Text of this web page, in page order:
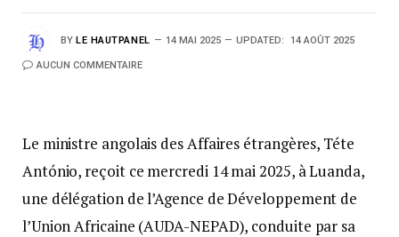
BY LE HAUTPANEL 14 MAI 2025 UPDATED: 14 AOÛT 2025
AUCUN COMMENTAIRE
Le ministre angolais des Affaires étrangères, Téte
António, reçoit ce mercredi 14 mai 2025, à Luanda,
une délégation de l’Agence de Développement de
l’Union Africaine (AUDA-NEPAD), conduite par sa